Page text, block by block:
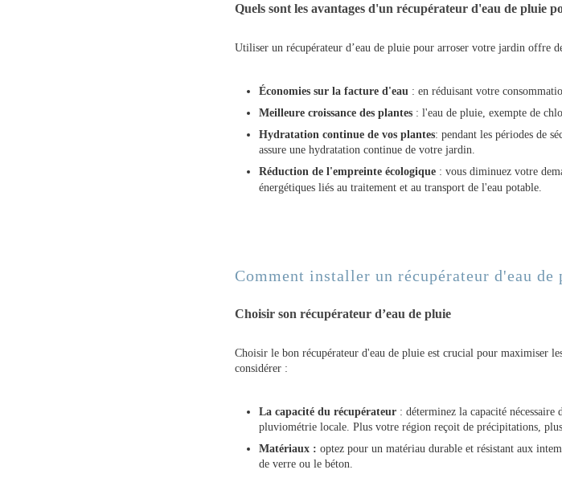
Quels sont les avantages d'un récupérateur d'eau de pluie
Utiliser un récupérateur d’eau de pluie pour arroser votre jardin offre
Économies sur la facture d'eau : en réduisant votre
Meilleure croissance des plantes : l'eau de pluie, exempte de
Hydratation continue de vos plantes: pendant les périodes de
assure une hydratation continue de votre jardin.
Réduction de l'empreinte écologique : vous diminuez votre
énergétiques liés au traitement et au transport de l'eau potable.
Comment installer un récupérateur d'eau de
Choisir son récupérateur d’eau de pluie
Choisir le bon récupérateur d'eau de pluie est crucial pour maximiser
considérer :
La capacité du récupérateur : déterminez la capacité
pluviométrie locale. Plus votre région reçoit de précipitations, plus
Matériaux : optez pour un matériau durable et résistant aux
de verre ou le béton.